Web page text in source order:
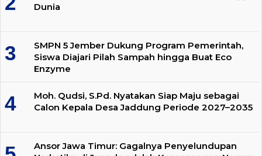
Dunia
SMPN 5 Jember Dukung Program Pemerintah,
Siswa Diajari Pilah Sampah hingga Buat Eco
Enzyme
Moh. Qudsi, S.Pd. Nyatakan Siap Maju sebagai
Calon Kepala Desa Jaddung Periode 2027–2035
Ansor Jawa Timur: Gagalnya Penyelundupan